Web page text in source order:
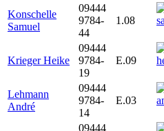
Konschelle
Samuel
09444
9784-
44
1.08
Krieger Heike
09444
9784-
19
E.09
Lehmann
André
09444
9784-
14
E.03
09444